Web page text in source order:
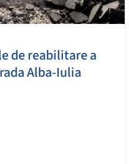
de reabilitare a
Alba-Iulia